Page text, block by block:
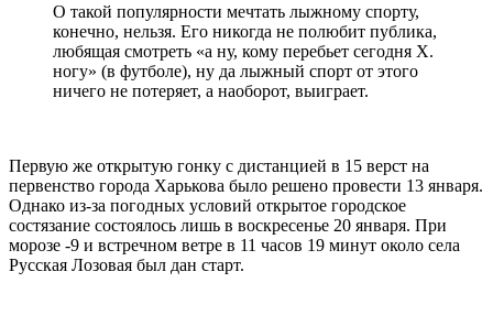
О такой популярности мечтать лыжному спорту,
конечно, нельзя. Его никогда не полюбит публика,
любящая смотреть «а ну, кому перебьет сегодня Х.
ногу» (в футболе), ну да лыжный спорт от этого
ничего не потеряет, а наоборот, выиграет.
Первую же открытую гонку с дистанцией в 15 верст на
первенство города Харькова было решено провести 13 января.
Однако из-за погодных условий открытое городское
состязание состоялось лишь в воскресенье 20 января. При
морозе -9 и встречном ветре в 11 часов 19 минут около села
Русская Лозовая был дан старт.